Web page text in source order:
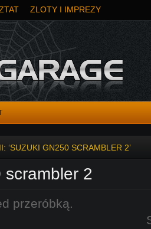
ZLOTY I IMPREZY
‘SUZUKI GN250 SCRAMBLER 2’
scrambler 2
przed